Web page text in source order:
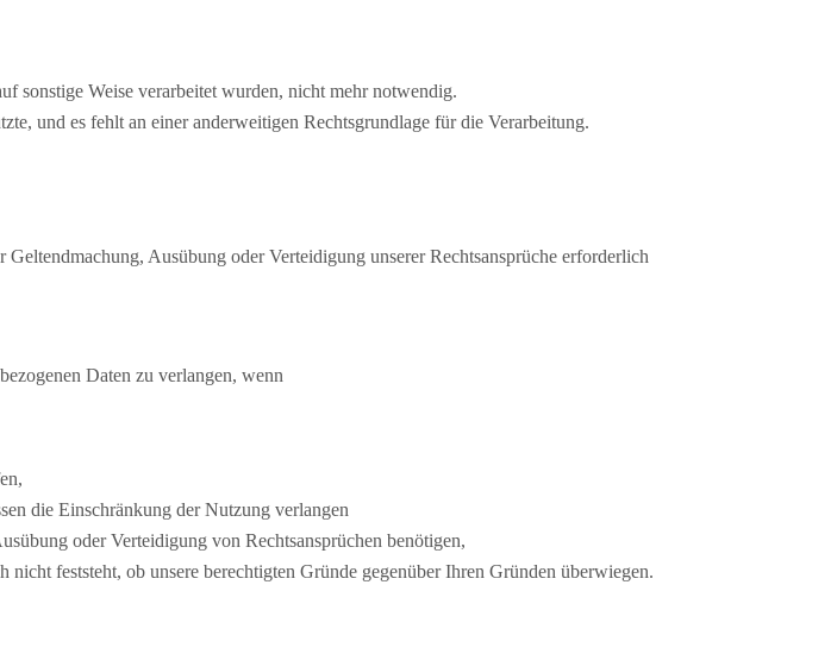
sonstige Weise verarbeitet wurden, nicht mehr notwendig.
und es fehlt an einer anderweitigen Rechtsgrundlage für die Verarbeitung.
Ausübung oder Verteidigung unserer Rechtsansprüche erforderlich
Daten zu verlangen, wenn
die Einschränkung der Nutzung verlangen
oder Verteidigung von Rechtsansprüchen benötigen,
feststeht, ob unsere berechtigten Gründe gegenüber Ihren Gründen überwiegen.